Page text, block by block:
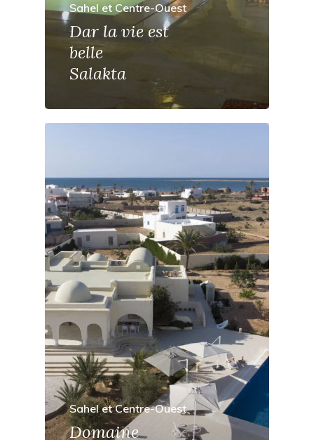
Sahel et Centre-Ouest
Dar la vie est
belle
Salakta
Sahel et Centre-Ouest
Domaine